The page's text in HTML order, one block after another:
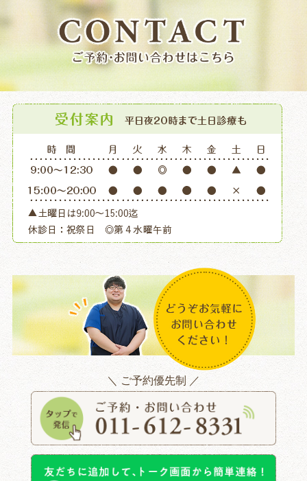
＼ ご予約優先制 ／